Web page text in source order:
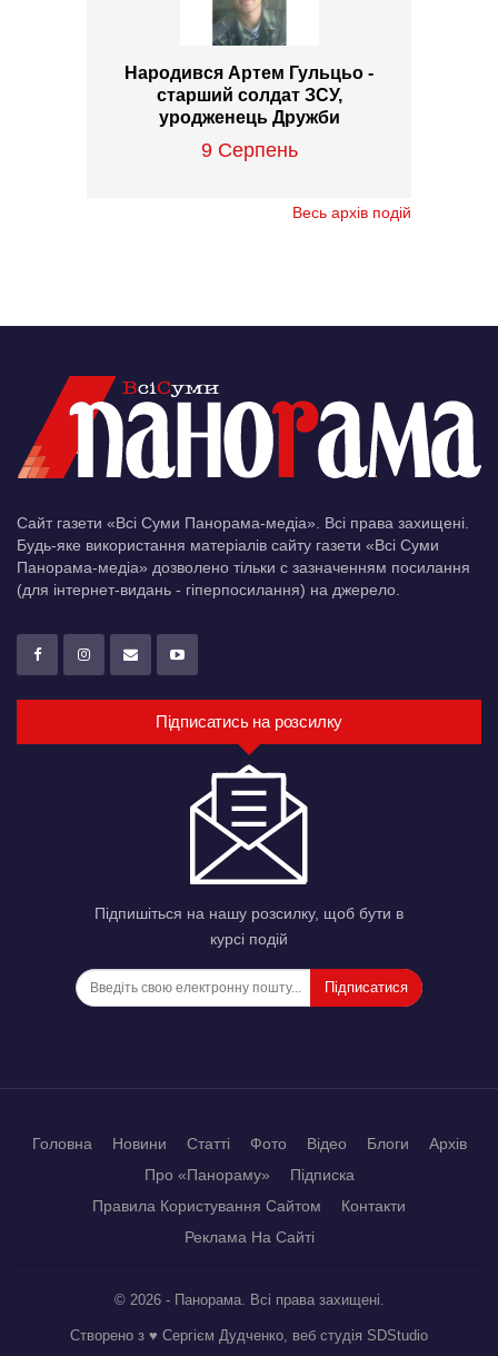
Народився Артем Гульцьо -
старший солдат ЗСУ,
уродженець Дружби
9 Серпень
Весь архів подій
Сайт газети «Всі Суми Панорама-медіа». Всі права захищені.
Будь-яке використання матеріалів сайту газети «Всі Суми
Панорама-медіа» дозволено тільки c зазначенням посилання
(для інтернет-видань - гіперпосилання) на джерело.
Підписатись на розсилку
Підпишіться на нашу розсилку, щоб бути в
курсі подій
Підписатися
Головна Новини Статті Фото Відео Блоги
Архів
Про «Панораму»
Підписка
Правила Користування Сайтом
Контакти
Реклама На Сайті
© 2026 - Панорама. Всі права захищені.
Створено з ♥ Сергієм Дудченко, веб студія SDStudio